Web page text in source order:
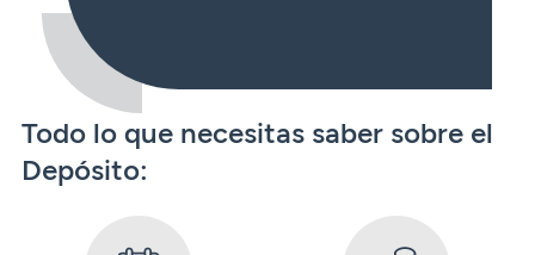
Todo lo que necesitas saber sobre el
Depósito: